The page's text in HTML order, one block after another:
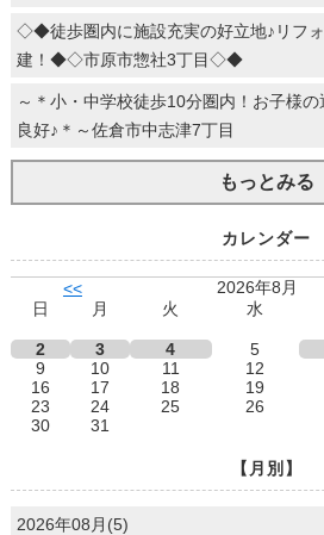
◇◆徒歩圏内に施設充実の好立地♪リフ
建！◆◇市原市惣社3丁目◇◆
～＊小・中学校徒歩10分圏内！お子様
良好♪＊～佐倉市中志津7丁目
もっとみる
カレンダー
<<
2026年8月
日
月 火 水
2
3 4 5
9
10 11 12
16
17 18 19
23
24 25 26
30
31
【月別】
2026年08月(5)